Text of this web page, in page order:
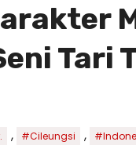
Tari
, #Cileungsi ,